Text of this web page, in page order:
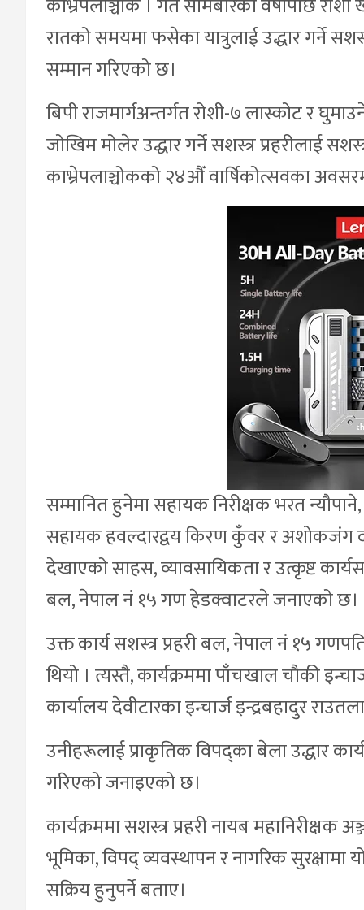
काभ्रेपलाञ्चोक । गत सोमबारको वर्षापछि
रातको समयमा फसेका यात्रुलाई उद्धार गर्ने
सम्मान गरिएको छ।
बिपी राजमार्गअन्तर्गत रोशी-७ लास्कोट र
जोखिम मोलेर उद्धार गर्ने सशस्त्र प्रहरीलाई
काभ्रेपलाञ्चोकको २४औँ वार्षिकोत्सवका
सम्मानित हुनेमा सहायक निरीक्षक भरत
सहायक हवल्दारद्वय किरण कुँवर र अशोकजंग
देखाएको साहस, व्यावसायिकता र उत्कृष्ट
बल, नेपाल नं १५ गण हेडक्वाटरले जनाएको छ।
उक्त कार्य सशस्त्र प्रहरी बल, नेपाल नं १५
थियो । त्यस्तै, कार्यक्रममा पाँचखाल चौकी
कार्यालय देवीटारका इन्चार्ज इन्द्रबहादुर
उनीहरूलाई प्राकृतिक विपद्का बेला उद्धार
गरिएको जनाइएको छ।
कार्यक्रममा सशस्त्र प्रहरी नायब महानिरीक्षक
भूमिका, विपद् व्यवस्थापन र नागरिक
सक्रिय हुनुपर्ने बताए।